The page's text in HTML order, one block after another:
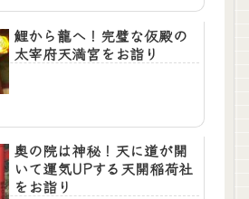
鯉から龍へ！完璧な仮殿の
太宰府天満宮をお詣り
奥の院は神秘！天に道が開
いて運気UPする天開稲荷社
をお詣り